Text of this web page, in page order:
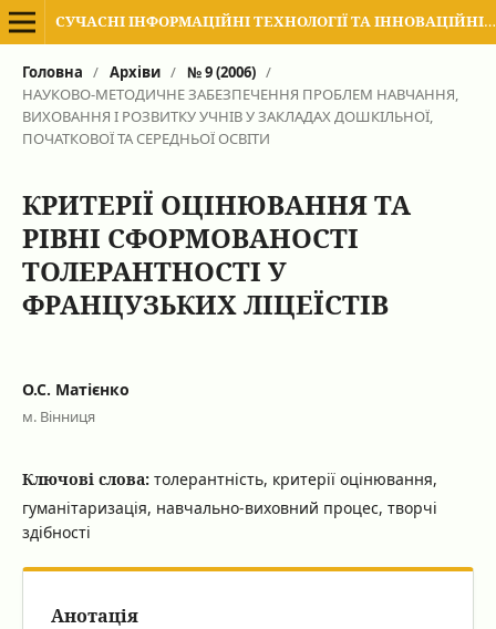
СУЧАСНІ ІНФОРМАЦІЙНІ ТЕХНОЛОГІЇ ТА ІННОВАЦІЙНІ МЕТОДИКИ НАВЧАННЯ В ПІДГОТОВЦІ ФАХІВЦІВ: МЕТОДОЛОГІЯ, ТЕОРІЯ, ДОСВІД, ПРОБЛЕМИ
Головна / Архіви / № 9 (2006) /
НАУКОВО-МЕТОДИЧНЕ ЗАБЕЗПЕЧЕННЯ ПРОБЛЕМ НАВЧАННЯ,
ВИХОВАННЯ І РОЗВИТКУ УЧНІВ У ЗАКЛАДАХ ДОШКІЛЬНОЇ,
ПОЧАТКОВОЇ ТА СЕРЕДНЬОЇ ОСВІТИ
КРИТЕРІЇ ОЦІНЮВАННЯ ТА
РІВНІ СФОРМОВАНОСТІ
ТОЛЕРАНТНОСТІ У
ФРАНЦУЗЬКИХ ЛІЦЕЇСТІВ
О.С. Матієнко
м. Вінниця
Ключові слова: толерантність, критерії оцінювання,
гуманітаризація, навчально-виховний процес, творчі
здібності
Анотація